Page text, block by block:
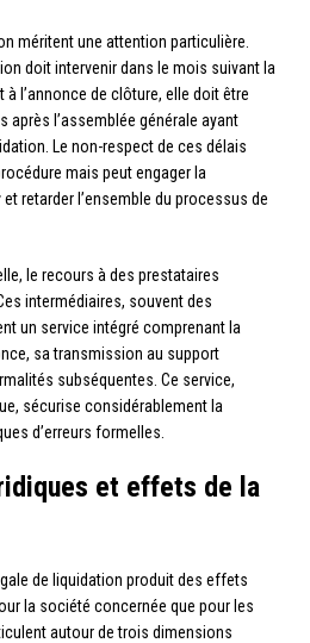
méritent une attention particulière.
doit intervenir dans le mois suivant la
l’annonce de clôture, elle doit être
après l’assemblée générale ayant
Le non-respect de ces délais
mais peut engager la
et retarder l’ensemble du processus de
le recours à des prestataires
intermédiaires, souvent des
un service intégré comprenant la
sa transmission au support
subséquentes. Ce service,
sécurise considérablement la
d’erreurs formelles.
et effets de la
de liquidation produit des effets
la société concernée que pour les
autour de trois dimensions